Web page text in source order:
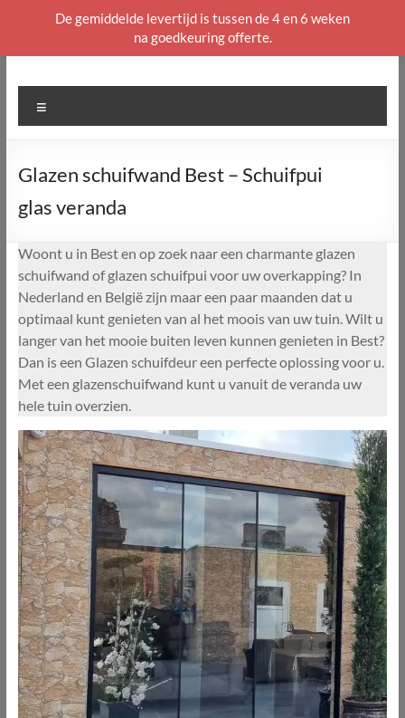
naar
Glazen schuifwand Best – Schuifpui
glas veranda
Woont u in Best en op zoek naar een charmante glazen
schuifwand of glazen schuifpui voor uw overkapping? In
Nederland en België zijn maar een paar maanden dat u
optimaal kunt genieten van al het moois van uw tuin. Wilt u
langer van het mooie buiten leven kunnen genieten in Best?
Dan is een Glazen schuifdeur een perfecte oplossing voor u.
Met een glazenschuifwand kunt u vanuit de veranda uw
hele tuin overzien.
De gemiddelde levertijd is tussen de 4 en 6 weken
na goedkeuring offerte.